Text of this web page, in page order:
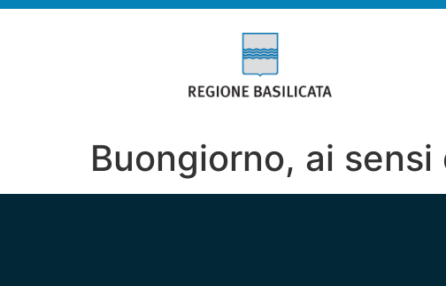
Buongiorno, ai